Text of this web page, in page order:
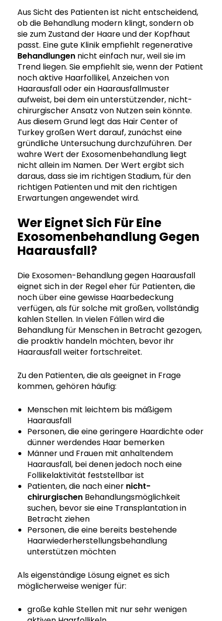
Aus Sicht des Patienten ist nicht entscheidend,
ob die Behandlung modern klingt, sondern ob
sie zum Zustand der Haare und der Kopfhaut
passt. Eine gute Klinik empfiehlt regenerative
Behandlungen nicht einfach nur, weil sie im
Trend liegen. Sie empfiehlt sie, wenn der Patient
noch aktive Haarfollikel, Anzeichen von
Haarausfall oder ein Haarausfallmuster
aufweist, bei dem ein unterstützender, nicht-
chirurgischer Ansatz von Nutzen sein könnte.
Aus diesem Grund legt das Hair Center of
Turkey großen Wert darauf, zunächst eine
gründliche Untersuchung durchzuführen. Der
wahre Wert der Exosomenbehandlung liegt
nicht allein im Namen. Der Wert ergibt sich
daraus, dass sie im richtigen Stadium, für den
richtigen Patienten und mit den richtigen
Erwartungen angewendet wird.
Wer Eignet Sich Für Eine
Exosomenbehandlung Gegen
Haarausfall?
Die Exosomen-Behandlung gegen Haarausfall
eignet sich in der Regel eher für Patienten, die
noch über eine gewisse Haarbedeckung
verfügen, als für solche mit großen, vollständig
kahlen Stellen. In vielen Fällen wird die
Behandlung für Menschen in Betracht gezogen,
die proaktiv handeln möchten, bevor ihr
Haarausfall weiter fortschreitet.
Zu den Patienten, die als geeignet in Frage
kommen, gehören häufig:
Menschen mit leichtem bis mäßigem
Haarausfall
Personen, die eine geringere Haardichte oder
dünner werdendes Haar bemerken
Männer und Frauen mit anhaltendem
Haarausfall, bei denen jedoch noch eine
Follikelaktivität feststellbar ist
Patienten, die nach einer nicht-
chirurgischen Behandlungsmöglichkeit
suchen, bevor sie eine Transplantation in
Betracht ziehen
Personen, die eine bereits bestehende
Haarwiederherstellungsbehandlung
unterstützen möchten
Als eigenständige Lösung eignet es sich
möglicherweise weniger für:
große kahle Stellen mit nur sehr wenigen